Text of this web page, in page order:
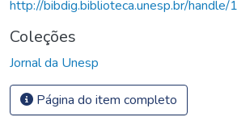
http://bibdig.biblioteca.unesp.br/
Coleções
Jornal da Unesp
Página do item completo